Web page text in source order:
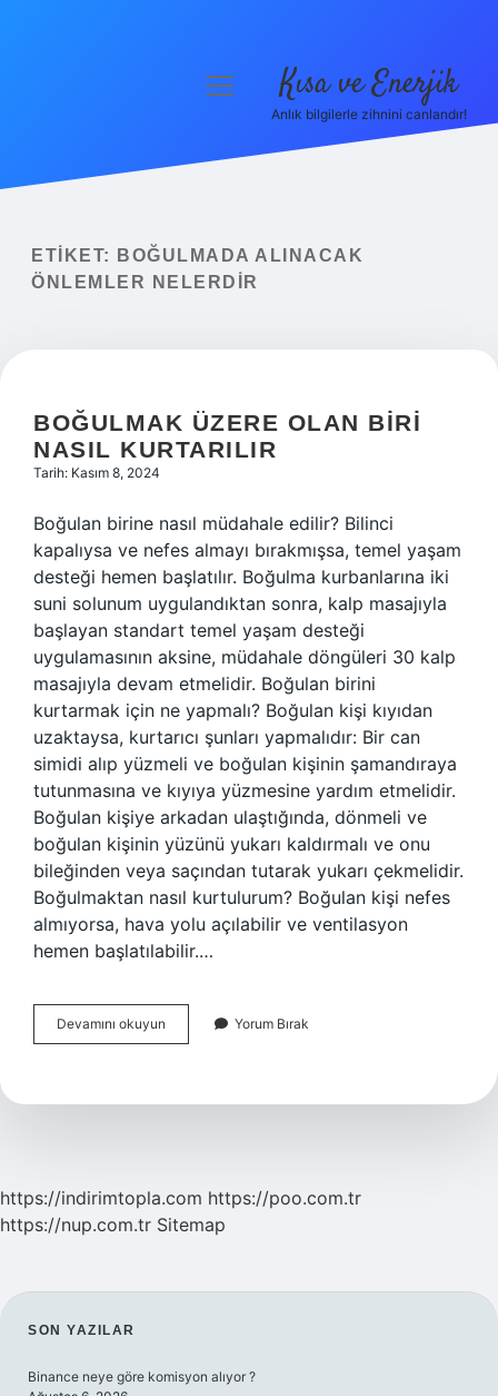
Yasal Uyarı
menüyü
Kısa ve Enerjik
Anlık bilgilerle zihnini canlandır!
ETIKET:
BOĞULMADA ALINACAK
ÖNLEMLER NELERDIR
BOĞULMAK ÜZERE OLAN BIRI
NASIL KURTARILIR
Tarih: Kasım 8, 2024
Boğulan birine nasıl müdahale edilir? Bilinci
kapalıysa ve nefes almayı bırakmışsa, temel yaşam
desteği hemen başlatılır. Boğulma kurbanlarına iki
suni solunum uygulandıktan sonra, kalp masajıyla
başlayan standart temel yaşam desteği
uygulamasının aksine, müdahale döngüleri 30 kalp
masajıyla devam etmelidir. Boğulan birini
kurtarmak için ne yapmalı? Boğulan kişi kıyıdan
uzaktaysa, kurtarıcı şunları yapmalıdır: Bir can
simidi alıp yüzmeli ve boğulan kişinin şamandıraya
tutunmasına ve kıyıya yüzmesine yardım etmelidir.
Boğulan kişiye arkadan ulaştığında, dönmeli ve
boğulan kişinin yüzünü yukarı kaldırmalı ve onu
bileğinden veya saçından tutarak yukarı çekmelidir.
Boğulmaktan nasıl kurtulurum? Boğulan kişi nefes
almıyorsa, hava yolu açılabilir ve ventilasyon
hemen başlatılabilir.…
Devamını okuyun Boğulmak
Üzere
Nasıl
Yorum Bırak
https://indirimtopla.com https://poo.com.tr
https://nup.com.tr Sitemap
SIDEBAR
SON YAZILAR
Binance neye göre komisyon alıyor ?